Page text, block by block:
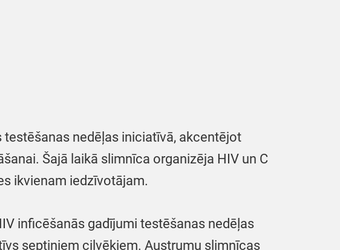
nedēļas iniciatīvā, akcentējot
Šajā laikā slimnīca organizēja HIV un C
ikvienam iedzīvotājam.
inficēšanās gadījumi testēšanas nedēļas
septiņiem cilvēkiem. Austrumu slimnīcas